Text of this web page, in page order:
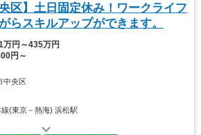
区】土日固定休み！ワークライフ
らスキルアップができます。
万円～435万円
円～
中央区
線(東京－熱海) 浜松駅